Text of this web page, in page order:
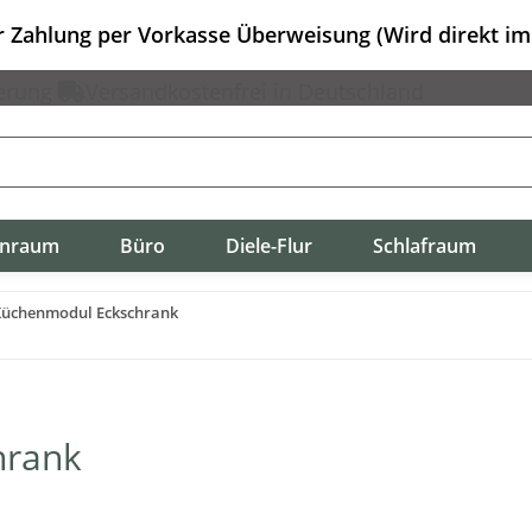
Zahlung per Vorkasse Überweisung (Wird direkt
Büro Diele-Flur Schlafraum
Eckschrank